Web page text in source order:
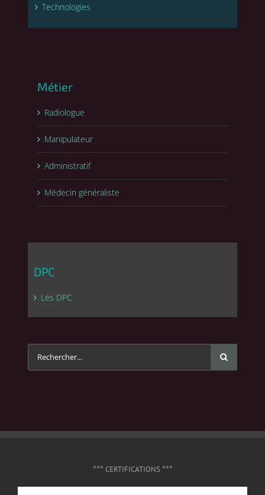
Technologies
Métier
Radiologue
Manipulateur
Administratif
Médecin généraliste
DPC
Les DPC
°°° CERTIFICATIONS °°°